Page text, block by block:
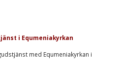
i Equmeniakyrkan
med Equmeniakyrkan i